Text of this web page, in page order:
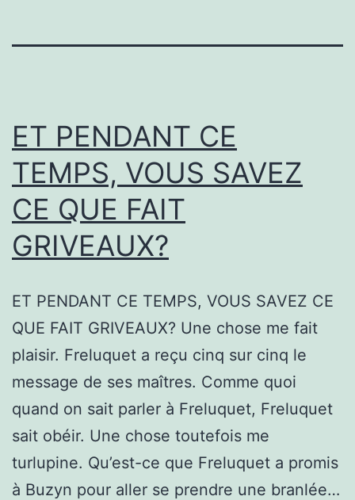
ET PENDANT CE
TEMPS, VOUS SAVEZ
CE QUE FAIT
GRIVEAUX?
ET PENDANT CE TEMPS, VOUS SAVEZ CE
QUE FAIT GRIVEAUX? Une chose me fait
plaisir. Freluquet a reçu cinq sur cinq le
message de ses maîtres. Comme quoi
quand on sait parler à Freluquet, Freluquet
sait obéir. Une chose toutefois me
turlupine. Qu’est-ce que Freluquet a promis
à Buzyn pour aller se prendre une branlée…